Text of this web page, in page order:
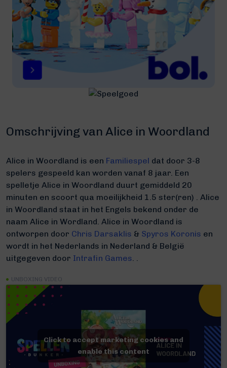
UNBOXING VIDEO
Click to accept marketing cookies and
enable this content
Omschrijving van Alice in Woordland
Alice in Woordland is een Familiespel dat door 3-8
spelers gespeeld kan worden vanaf 8 jaar. Een
spelletje Alice in Woordland duurt gemiddeld 20
minuten en scoort qua moeilijkheid 1.5 ster(ren) . Alice
in Woordland staat in het Engels bekend onder de
naam Alice in Wordland. Alice in Woordland is
ontworpen door Chris Darsaklis & Spyros Koronis en
wordt in het Nederlands in Nederland & België
uitgegeven door Intrafin Games. .